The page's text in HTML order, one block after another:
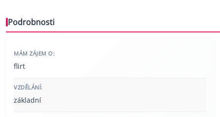
Podrobnosti
MÁM ZÁJEM O:
flirt
VZDĚLÁNÍ:
základní